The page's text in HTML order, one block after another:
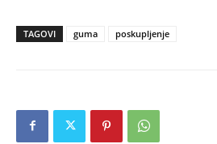
TAGOVI guma poskupljenje